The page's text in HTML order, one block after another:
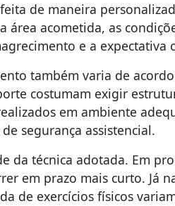
de maneira
área acometida, as
e a expectativa
também varia de
costumam exigir
em ambiente
segurança assistencial.
da técnica adotada. Em
em prazo mais curto. Já
de exercícios físicos